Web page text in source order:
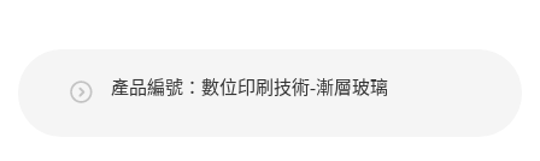
產品編號：數位印刷技術-漸層玻璃